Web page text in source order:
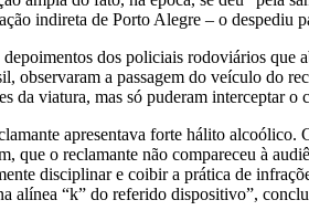
indireta de Porto Alegre – o despediu
dos policiais rodoviários que
a passagem do veículo do
da viatura, mas só puderam interceptar
apresentava forte hálito
o reclamante não compareceu à
disciplinar e coibir a prática de
alínea “k” do referido dispositivo”,